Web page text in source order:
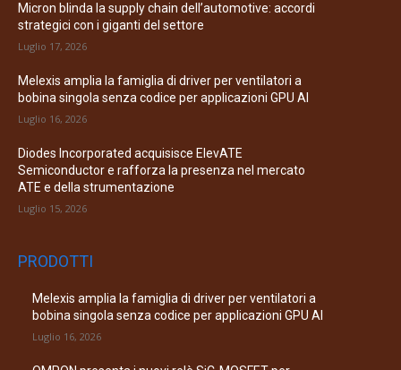
Micron blinda la supply chain dell’automotive: accordi
strategici con i giganti del settore
Luglio 17, 2026
Melexis amplia la famiglia di driver per ventilatori a
bobina singola senza codice per applicazioni GPU AI
Luglio 16, 2026
Diodes Incorporated acquisisce ElevATE
Semiconductor e rafforza la presenza nel mercato
ATE e della strumentazione
Luglio 15, 2026
PRODOTTI
Melexis amplia la famiglia di driver per ventilatori a
bobina singola senza codice per applicazioni GPU AI
Luglio 16, 2026